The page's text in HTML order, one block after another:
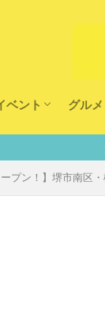
ベント グルメ
ラン
カフ
！堺・南大阪の
プン！】堺市南区